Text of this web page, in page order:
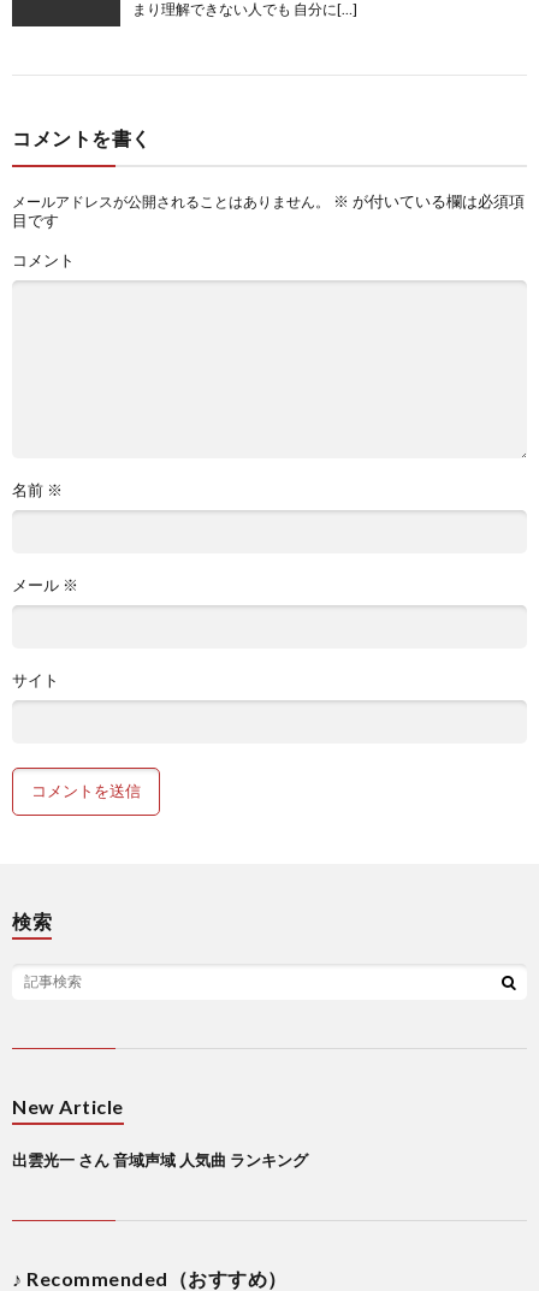
まり理解できない人でも 自分に[…]
コメントを書く
メールアドレスが公開されることはありません。 ※ が付いている欄は必須項
目です
コメント
名前 ※
メール ※
サイト
検索
New Article
出雲光一 さん 音域声域 人気曲 ランキング
♪ Recommended（おすすめ）